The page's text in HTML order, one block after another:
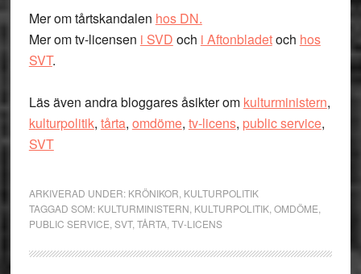
Mer om tårtskandalen hos DN.
Mer om tv-licensen i SVD och i Aftonbladetoch hos
SVT.
Läs även andra bloggares åsikter om kulturministern,
kulturpolitik, tårta, omdöme, tv-licens, public service,
SVT
ARKIVERAD UNDER: KRÖNIKOR KULTURPOLITIK
TAGGAD SOM: KULTURMINISTERN KULTURPOLITIK, OMDÖME
PUBLIC SERVICE SVT, TÅRTA, TV-LICENS